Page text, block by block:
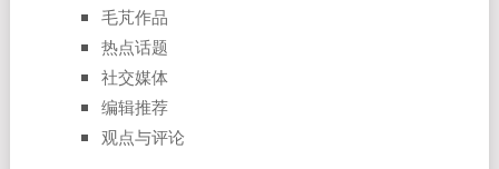
毛芃作品
热点话题
社交媒体
编辑推荐
观点与评论